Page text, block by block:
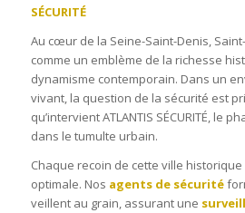
SÉCURITÉ
Au cœur de la Seine-Saint-Denis,
comme un emblème de la richesse
dynamisme contemporain. Dans un
vivant, la question de la sécurité est
qu’intervient ATLANTIS SÉCURITÉ, le
dans le tumulte urbain.
Chaque recoin de cette ville
optimale. Nos agents de sécurité
veillent au grain, assurant une